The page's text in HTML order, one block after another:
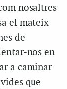
nosaltres
el mateix
de
nos en
a caminar
que